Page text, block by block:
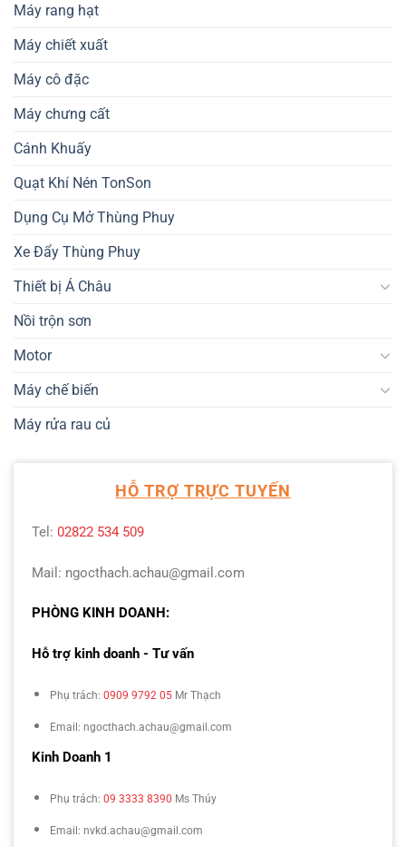
Máy rang hạt
Máy chiết xuất
Máy cô đặc
Máy chưng cất
Cánh Khuấy
Quạt Khí Nén TonSon
Dụng Cụ Mở Thùng Phuy
Xe Đẩy Thùng Phuy
Thiết bị Á Châu
Nồi trộn sơn
Motor
Máy chế biến
Máy rửa rau củ
HỖ TRỢ TRỰC TUYẾN
Tel: 02822 534 509
Mail: ngocthach.achau@gmail.com
PHÒNG KINH DOANH:
Hỗ trợ kinh doanh - Tư vấn
Phụ trách: 0909 9792 05 Mr Thạch
Email: ngocthach.achau@gmail.com
Kinh Doanh 1
Phụ trách: 09 3333 8390 Ms Thúy
Email: nvkd.achau@gmail.com